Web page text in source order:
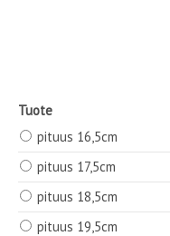
Tuote
pituus 16,5cm
pituus 17,5cm
pituus 18,5cm
pituus 19,5cm